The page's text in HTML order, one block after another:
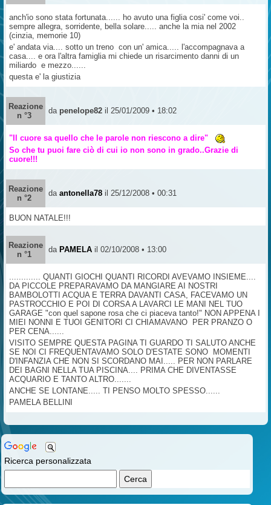
Ricerca personalizzata
anch'io sono stata fortunata...... ho avuto una figlia cosi' come voi..
sempre allegra, sorridente, bella solare..... anche la mia nel 2002
(cinzia, memorie 10)
e' andata via.... sotto un treno con un' amica..... l'accompagnava a
casa.... e ora l'altra famiglia mi chiede un risarcimento danni di un
miliardo e mezzo......
questa e' la giustizia
Reazione
n °3
da penelope82il 25/01/2009 • 18:02
"Il cuore sa quello che le parole non riescono a dire"
So che tu puoi fare ciò di cui io non sono in grado..Grazie di
cuore!!!
Reazione
n °2
da antonella78 il 25/12/2008 • 00:31
BUON NATALE!!!
Reazione
n °1
da PAMELA il 02/10/2008 • 13:00
............. QUANTI GIOCHI QUANTI RICORDI AVEVAMO INSIEME....
DA PICCOLE PREPARAVAMO DA MANGIARE AI NOSTRI
BAMBOLOTTI ACQUA E TERRA DAVANTI CASA, FACEVAMO UN
PASTROCCHIO E POI DI CORSA A LAVARCI LE MANI NEL TUO
GARAGE "con quel sapone rosa che ci piaceva tanto!" NON APPENA I
MIEI NONNI E TUOI GENITORI CI CHIAMAVANO PER PRANZO O
PER CENA......
VISITO SEMPRE QUESTA PAGINA TI GUARDO TI SALUTO ANCHE
SE NOI CI FREQUENTAVAMO SOLO D'ESTATE SONO MOMENTI
D'INFANZIA CHE NON SI SCORDANO MAI..... PER NON PARLARE
DEI BAGNI NELLA TUA PISCINA.... PRIMA CHE DIVENTASSE
ACQUARIO E TANTO ALTRO.......
ANCHE SE LONTANE..... TI PENSO MOLTO SPESSO......
PAMELA BELLINI